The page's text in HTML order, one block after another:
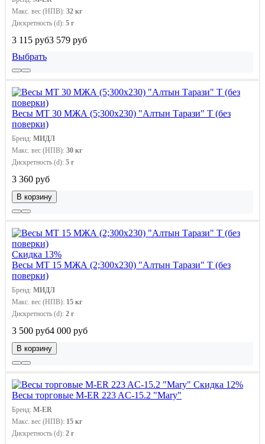
Макс. вес (НПВ): 32 кг
Дискретность (d): 5 г
3 115 руб3 579 руб
Выбрать
Весы МТ 30 МЖА (5;300x230) "Алтын Тарази" Т (без
поверки)
Бренд: МИДЛ
Макс. вес (НПВ): 30 кг
Дискретность (d): 5 г
3 360 руб
В корзину
Скидка 13%
Весы МТ 15 МЖА (2;300x230) "Алтын Тарази" Т (без
поверки)
Бренд: МИДЛ
Макс. вес (НПВ): 15 кг
Дискретность (d): 2 г
3 500 руб4 000 руб
В корзину
Скидка 12%
Весы торговые M-ER 223 AC-15.2 "Mary"
Бренд: M-ER
Макс. вес (НПВ): 15 кг
Дискретность (d): 2 г